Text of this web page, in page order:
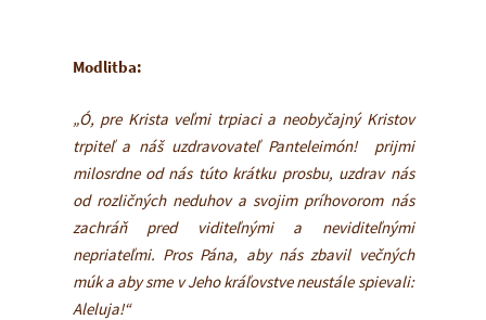
Modlitba:
„Ó, pre Krista veľmi trpiaci a neobyčajný Kristov
trpiteľ a náš uzdravovateľ Panteleimón! prijmi
milosrdne od nás túto krátku prosbu, uzdrav nás
od rozličných neduhov a svojim príhovorom nás
zachráň pred viditeľnými a neviditeľnými
nepriateľmi. Pros Pána, aby nás zbavil večných
múk a aby sme v Jeho kráľovstve neustále spievali:
Aleluja!“